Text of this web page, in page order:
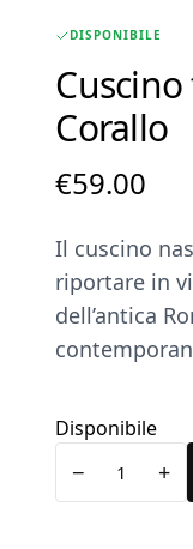
DISPONIBILE
Corallo
€59.00
Il cuscino
riportare in
dell’antica
Disponibile
− +